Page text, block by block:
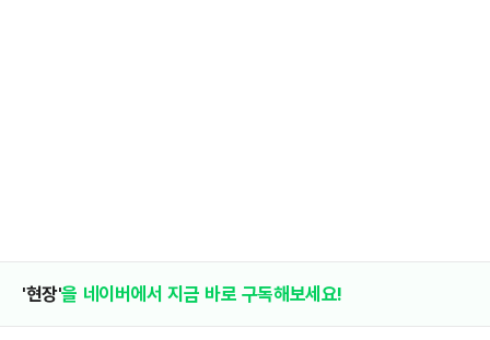
'현장'을 네이버에서 지금 바로 구독해보세요!